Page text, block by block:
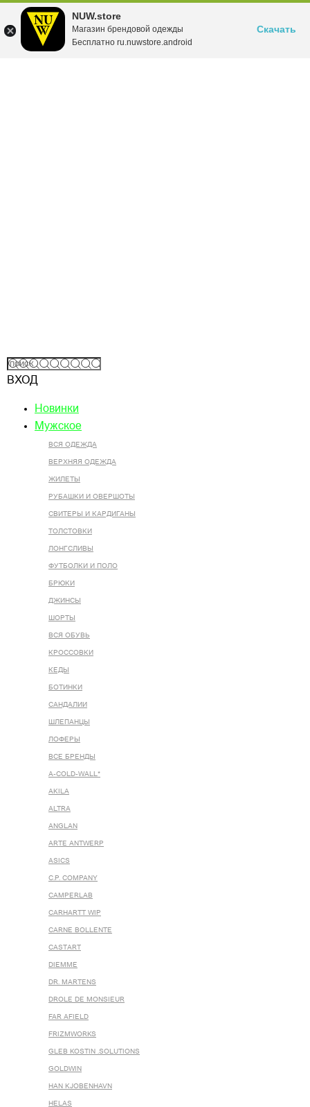
NUW.store
Магазин брендовой одежды
Бесплатно ru.nuwstore.android
Скачать
ВХОД
Новинки
Мужское
ВСЯ ОДЕЖДА
ВЕРХНЯЯ ОДЕЖДА
ЖИЛЕТЫ
РУБАШКИ И ОВЕРШОТЫ
СВИТЕРЫ И КАРДИГАНЫ
ТОЛСТОВКИ
ЛОНГСЛИВЫ
ФУТБОЛКИ И ПОЛО
БРЮКИ
ДЖИНСЫ
ШОРТЫ
ВСЯ ОБУВЬ
КРОССОВКИ
КЕДЫ
БОТИНКИ
САНДАЛИИ
ШЛЕПАНЦЫ
ЛОФЕРЫ
ВСЕ БРЕНДЫ
A-COLD-WALL*
AKILA
ALTRA
ANGLAN
ARTE ANTWERP
ASICS
C.P. COMPANY
CAMPERLAB
CARHARTT WIP
CARNE BOLLENTE
CASTART
DIEMME
DR. MARTENS
DROLE DE MONSIEUR
FAR AFIELD
FRIZMWORKS
GLEB KOSTIN .SOLUTIONS
GOLDWIN
HAN KJOBENHAVN
HELAS